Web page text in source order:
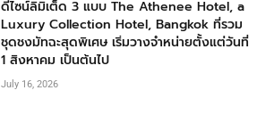
ดีไซน์ลิมิเต็ด 3 แบบ The Athenee Hotel, a
Luxury Collection Hotel, Bangkok ที่รวม
ชุดชงมัทฉะสุดพิเศษ เริ่มวางจำหน่ายตั้งแต่วันที่
1 สิงหาคม เป็นต้นไป
July 16, 2026